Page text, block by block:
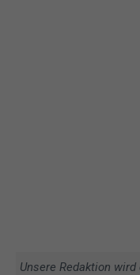
Unsere Redaktion